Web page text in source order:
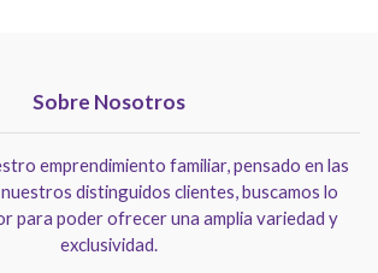
Sobre Nosotros
emprendimiento familiar, pensado en las
distinguidos clientes, buscamos lo
para poder ofrecer una amplia variedad y
exclusividad.